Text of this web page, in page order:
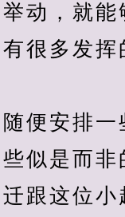
动，就能
很多发挥
安排一
似是而非
跟这位小